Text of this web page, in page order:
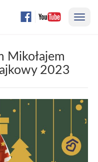
Mikołajem
2023